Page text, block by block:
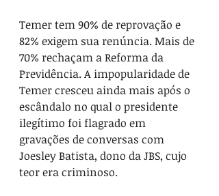
Temer tem 90% de reprovação e
82% exigem sua renúncia. Mais de
70% rechaçam a Reforma da
Previdência. A impopularidade de
Temer cresceu ainda mais após o
escândalo no qual o presidente
ilegítimo foi flagrado em
gravações de conversas com
Joesley Batista, dono da JBS, cujo
teor era criminoso.